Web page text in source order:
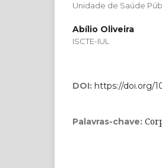
Unidade de Saúde
Abílio Oliveira
ISCTE-IUL
DOI: https://doi.org/
Palavras-chave: